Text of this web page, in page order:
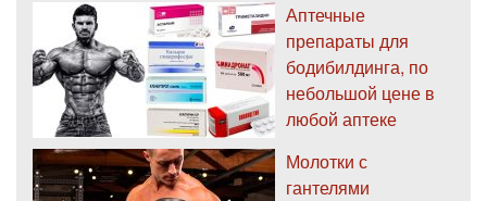
Аптечные
препараты для
бодибилдинга, по
небольшой цене в
любой аптеке
Молотки с
гантелями